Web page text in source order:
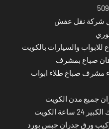
شركة نقل عفش
والسيارات بالكويت
صباغ بمشرف
مشرف صباغ طلاء ابواب
جميع مدن الكويت
الكويت
ورق جدران جبس بورد